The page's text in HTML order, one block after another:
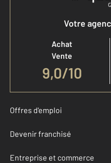
Votre
Achat
Vente
9,0/10
Offres d'emploi
Devenir franchisé
Entreprise et commerce